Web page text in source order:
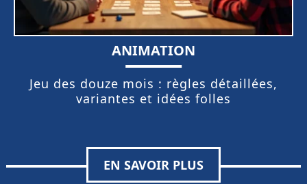
ANIMATION
Jeu des douze mois : règles détaillées,
variantes et idées folles
EN SAVOIR PLUS